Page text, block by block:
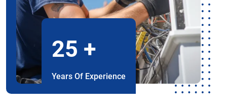
25 +
Years Of Experience